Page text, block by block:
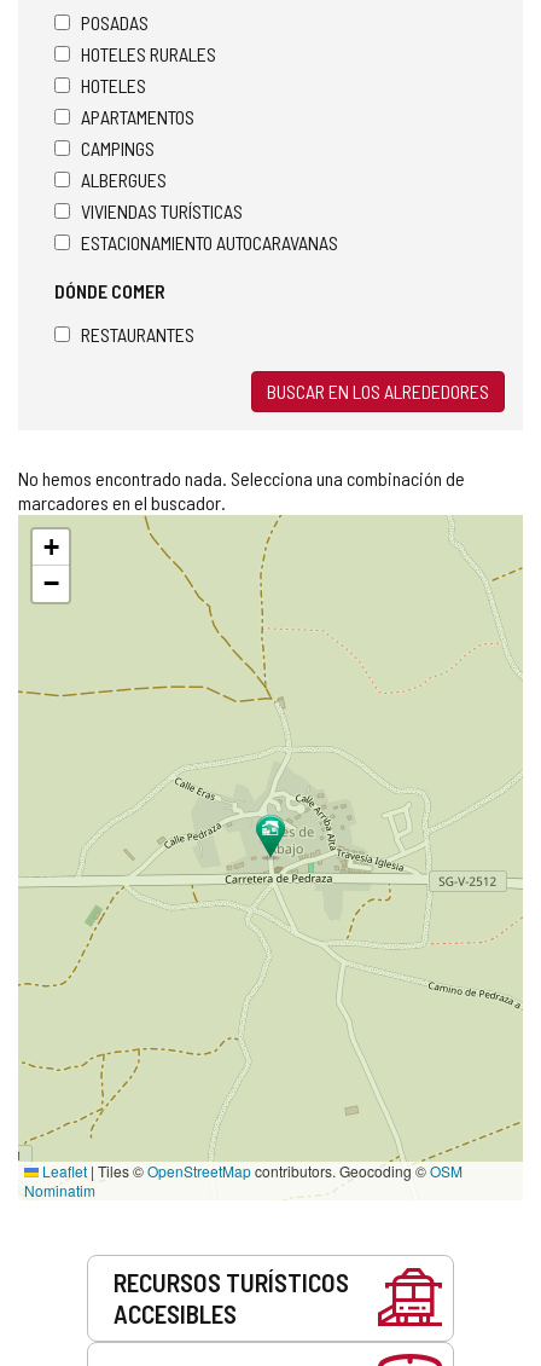
POSADAS
HOTELES RURALES
HOTELES
APARTAMENTOS
CAMPINGS
ALBERGUES
VIVIENDAS TURÍSTICAS
ESTACIONAMIENTO AUTOCARAVANAS
DÓNDE COMER
RESTAURANTES
BUSCAR EN LOS ALREDEDORES
No hemos encontrado nada. Selecciona una combinación de
marcadores en el buscador.
Saltar
mapa
+
−
Leaflet | Tiles ©OpenStreetMapcontributors. Geocoding ©OSM
Nominatim
RECURSOS TURÍSTICOS
ACCESIBLES